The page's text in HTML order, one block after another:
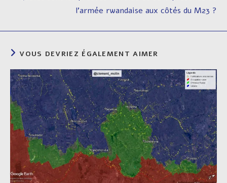
l’armée rwandaise aux côtés du M23 ?
VOUS DEVRIEZ ÉGALEMENT AIMER